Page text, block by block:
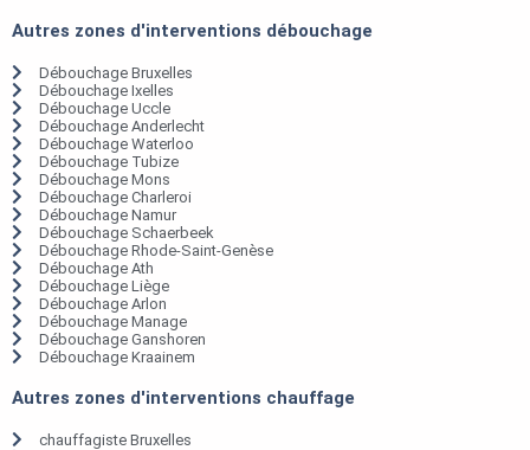
Autres zones d'interventions débouchage
Débouchage Bruxelles
Débouchage Ixelles
Débouchage Uccle
Débouchage Anderlecht
Débouchage Waterloo
Débouchage Tubize
Débouchage Mons
Débouchage Charleroi
Débouchage Namur
Débouchage Schaerbeek
Débouchage Rhode-Saint-Genèse
Débouchage Ath
Débouchage Liège
Débouchage Arlon
Débouchage Manage
Débouchage Ganshoren
Débouchage Kraainem
Autres zones d'interventions chauffage
chauffagiste Bruxelles